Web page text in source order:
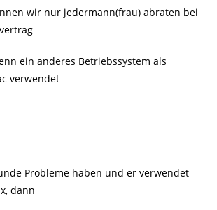
wir nur jedermann(frau) abraten bei
ein anderes Betriebssystem als
verwendet
Probleme haben und er verwendet
dann